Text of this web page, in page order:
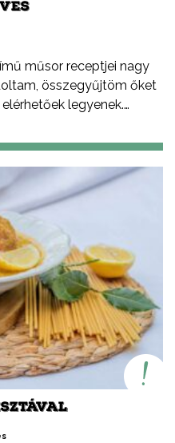
műsor receptjei nagy
összegyűjtöm őket
legyenek.
mint ahogy a